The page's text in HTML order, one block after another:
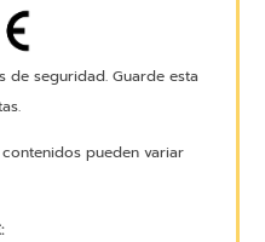
de seguridad. Guarde esta
pueden variar